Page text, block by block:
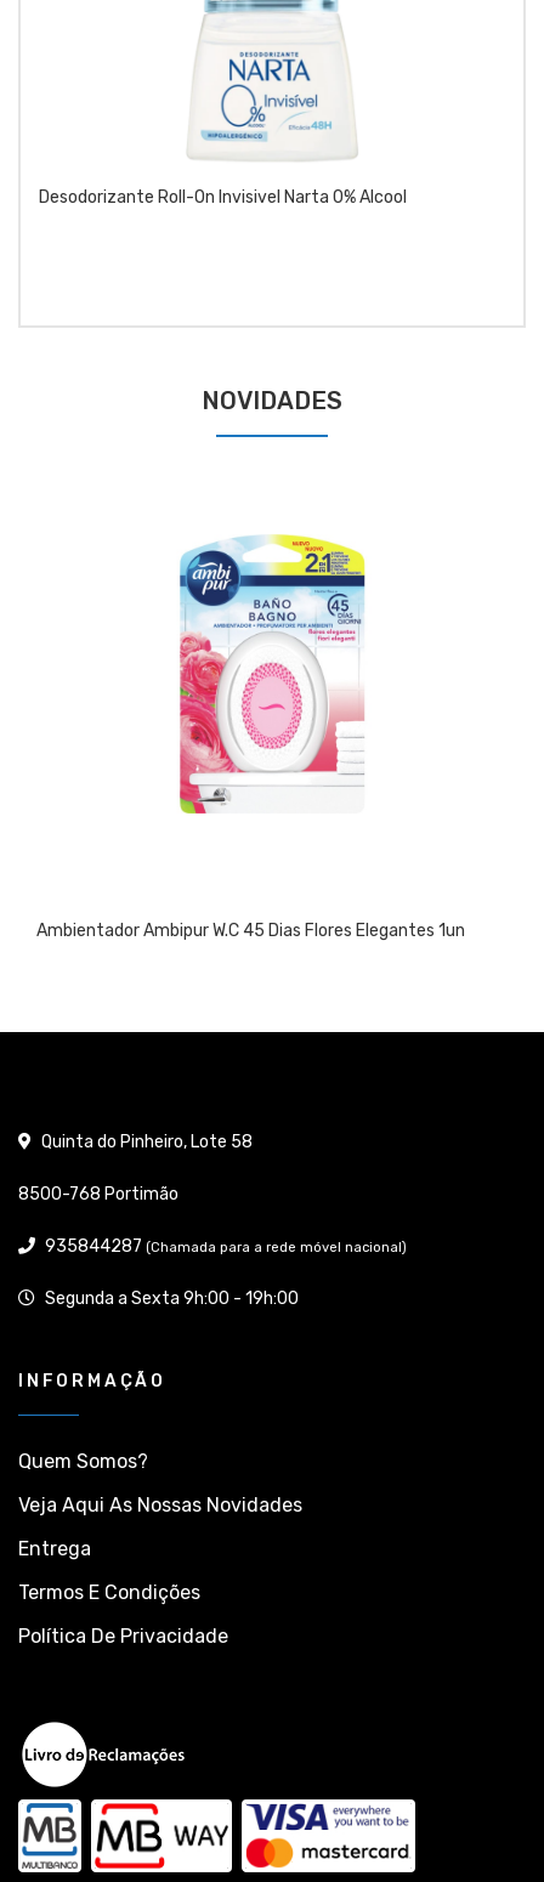
Desodorizante Roll-On Invisivel Narta 0% Alcool
NOVIDADES
Ambientador Ambipur W.C 45 Dias Flores Elegantes 1un
Quinta do Pinheiro, Lote 58
8500-768 Portimão
935844287 (Chamada para a rede móvel nacional)
Segunda a Sexta 9h:00 - 19h:00
INFORMAÇÃO
Quem Somos?
Veja Aqui As Nossas Novidades
Entrega
Termos E Condições
Política De Privacidade